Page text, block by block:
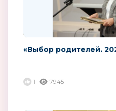
«Выбор родителей.
1 7945